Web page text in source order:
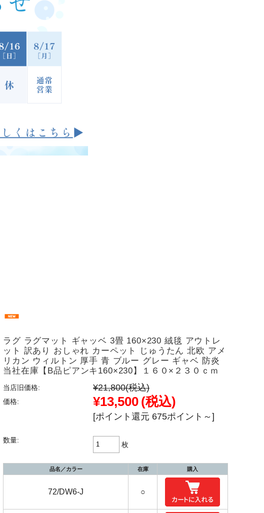
ラグ ラグマット ギャッベ 3畳 160×230 絨毯 アウトレ
ット 訳あり おしゃれ カーペット じゅうたん 北欧 アメ
リカン ウィルトン 厚手 青 ブルー グレー ギャベ 防炎
当社在庫【B品ピアンキ160×230】１６０×２３０ｃｍ
当店旧価格: ¥21,800(税込)
価格: ¥13,500 (税込)
[ポイント還元 675ポイント～]
数量:
枚
品名／カラー 在庫 購入
72/DW6-J ○